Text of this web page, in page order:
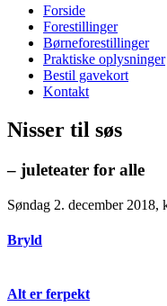
Forside
Forestillinger
Børneforestillinger
Praktiske oplysninger
Bestil gavekort
Kontakt
Nisser til søs
– juleteater for alle
Søndag 2. december
Bryld
Alt er ferpekt